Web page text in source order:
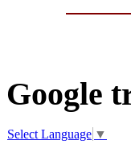
Google
Select Language ▼